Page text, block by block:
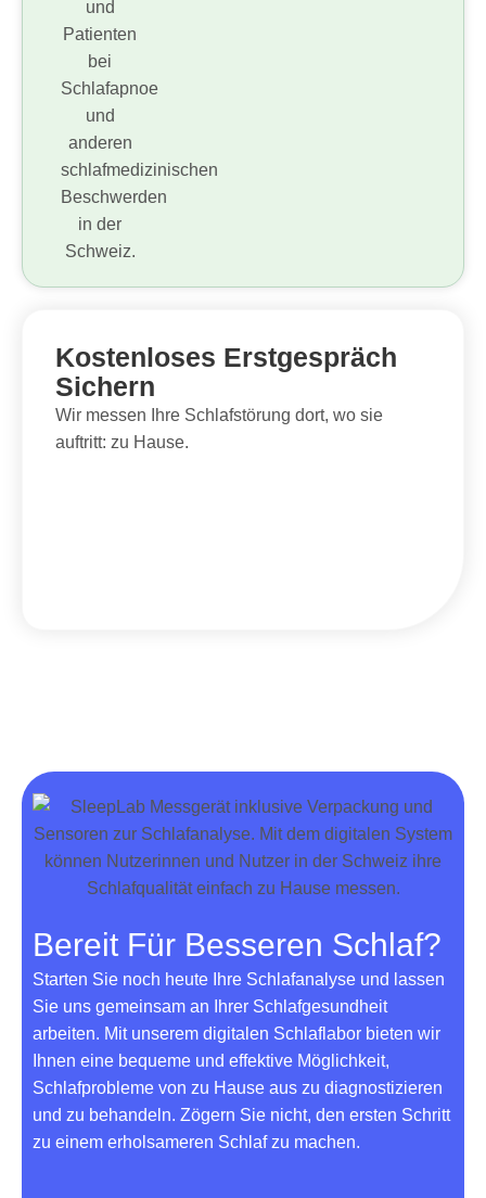
Kostenloses Erstgespräch
Sichern
Wir messen Ihre Schlafstörung dort, wo sie
auftritt: zu Hause.
Bereit Für Besseren Schlaf?
Starten Sie noch heute Ihre Schlafanalyse und lassen
Sie uns gemeinsam an Ihrer Schlafgesundheit
arbeiten. Mit unserem digitalen Schlaflabor bieten wir
Ihnen eine bequeme und effektive Möglichkeit,
Schlafprobleme von zu Hause aus zu diagnostizieren
und zu behandeln. Zögern Sie nicht, den ersten Schritt
zu einem erholsameren Schlaf zu machen.